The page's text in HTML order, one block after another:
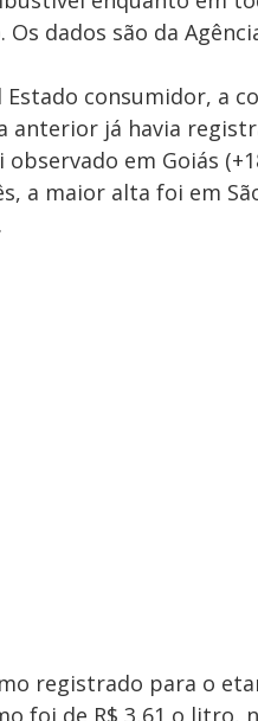
dados são da
consumidor, a
anterior já havia
observado em Goiás
a maior alta foi em
registrado para o
foi de R$ 3,61 o litro,